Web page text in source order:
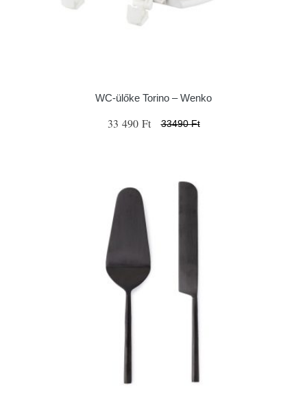
WC-ülőke Torino – Wenko
33 490 Ft 33490 Ft